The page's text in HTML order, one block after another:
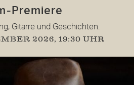
Premiere
Gitarre und Geschichten.
2026, 19:30 UHR